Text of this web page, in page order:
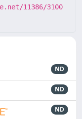
11386/3100
ND
ND
ND